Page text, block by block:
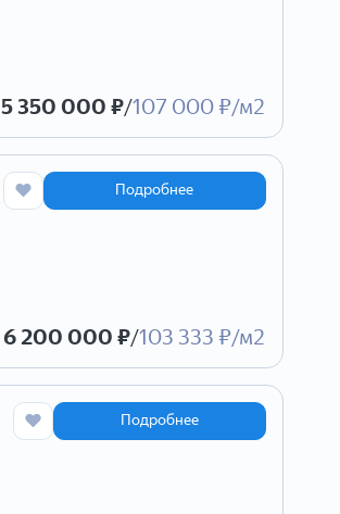
5 350 000 ₽/107 000 ₽/м2
Подробнее
6 200 000 ₽/103 333 ₽/м2
Подробнее